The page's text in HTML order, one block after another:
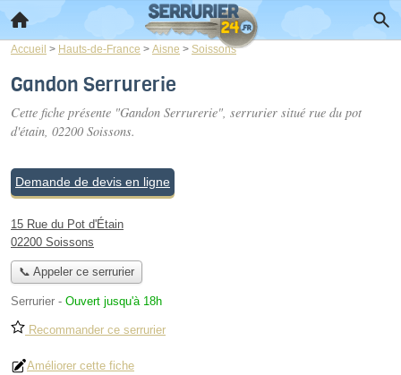
Accueil > Hauts-de-France > Aisne > Soissons
Gandon Serrurerie
Cette fiche présente "Gandon Serrurerie", serrurier situé rue du pot
d'étain, 02200 Soissons.
Demande de devis en ligne
15 Rue du Pot d'Étain
02200 Soissons
📞 Appeler ce serrurier
Serrurier - Ouvert jusqu'à 18h
Recommander ce serrurier
Améliorer cette fiche